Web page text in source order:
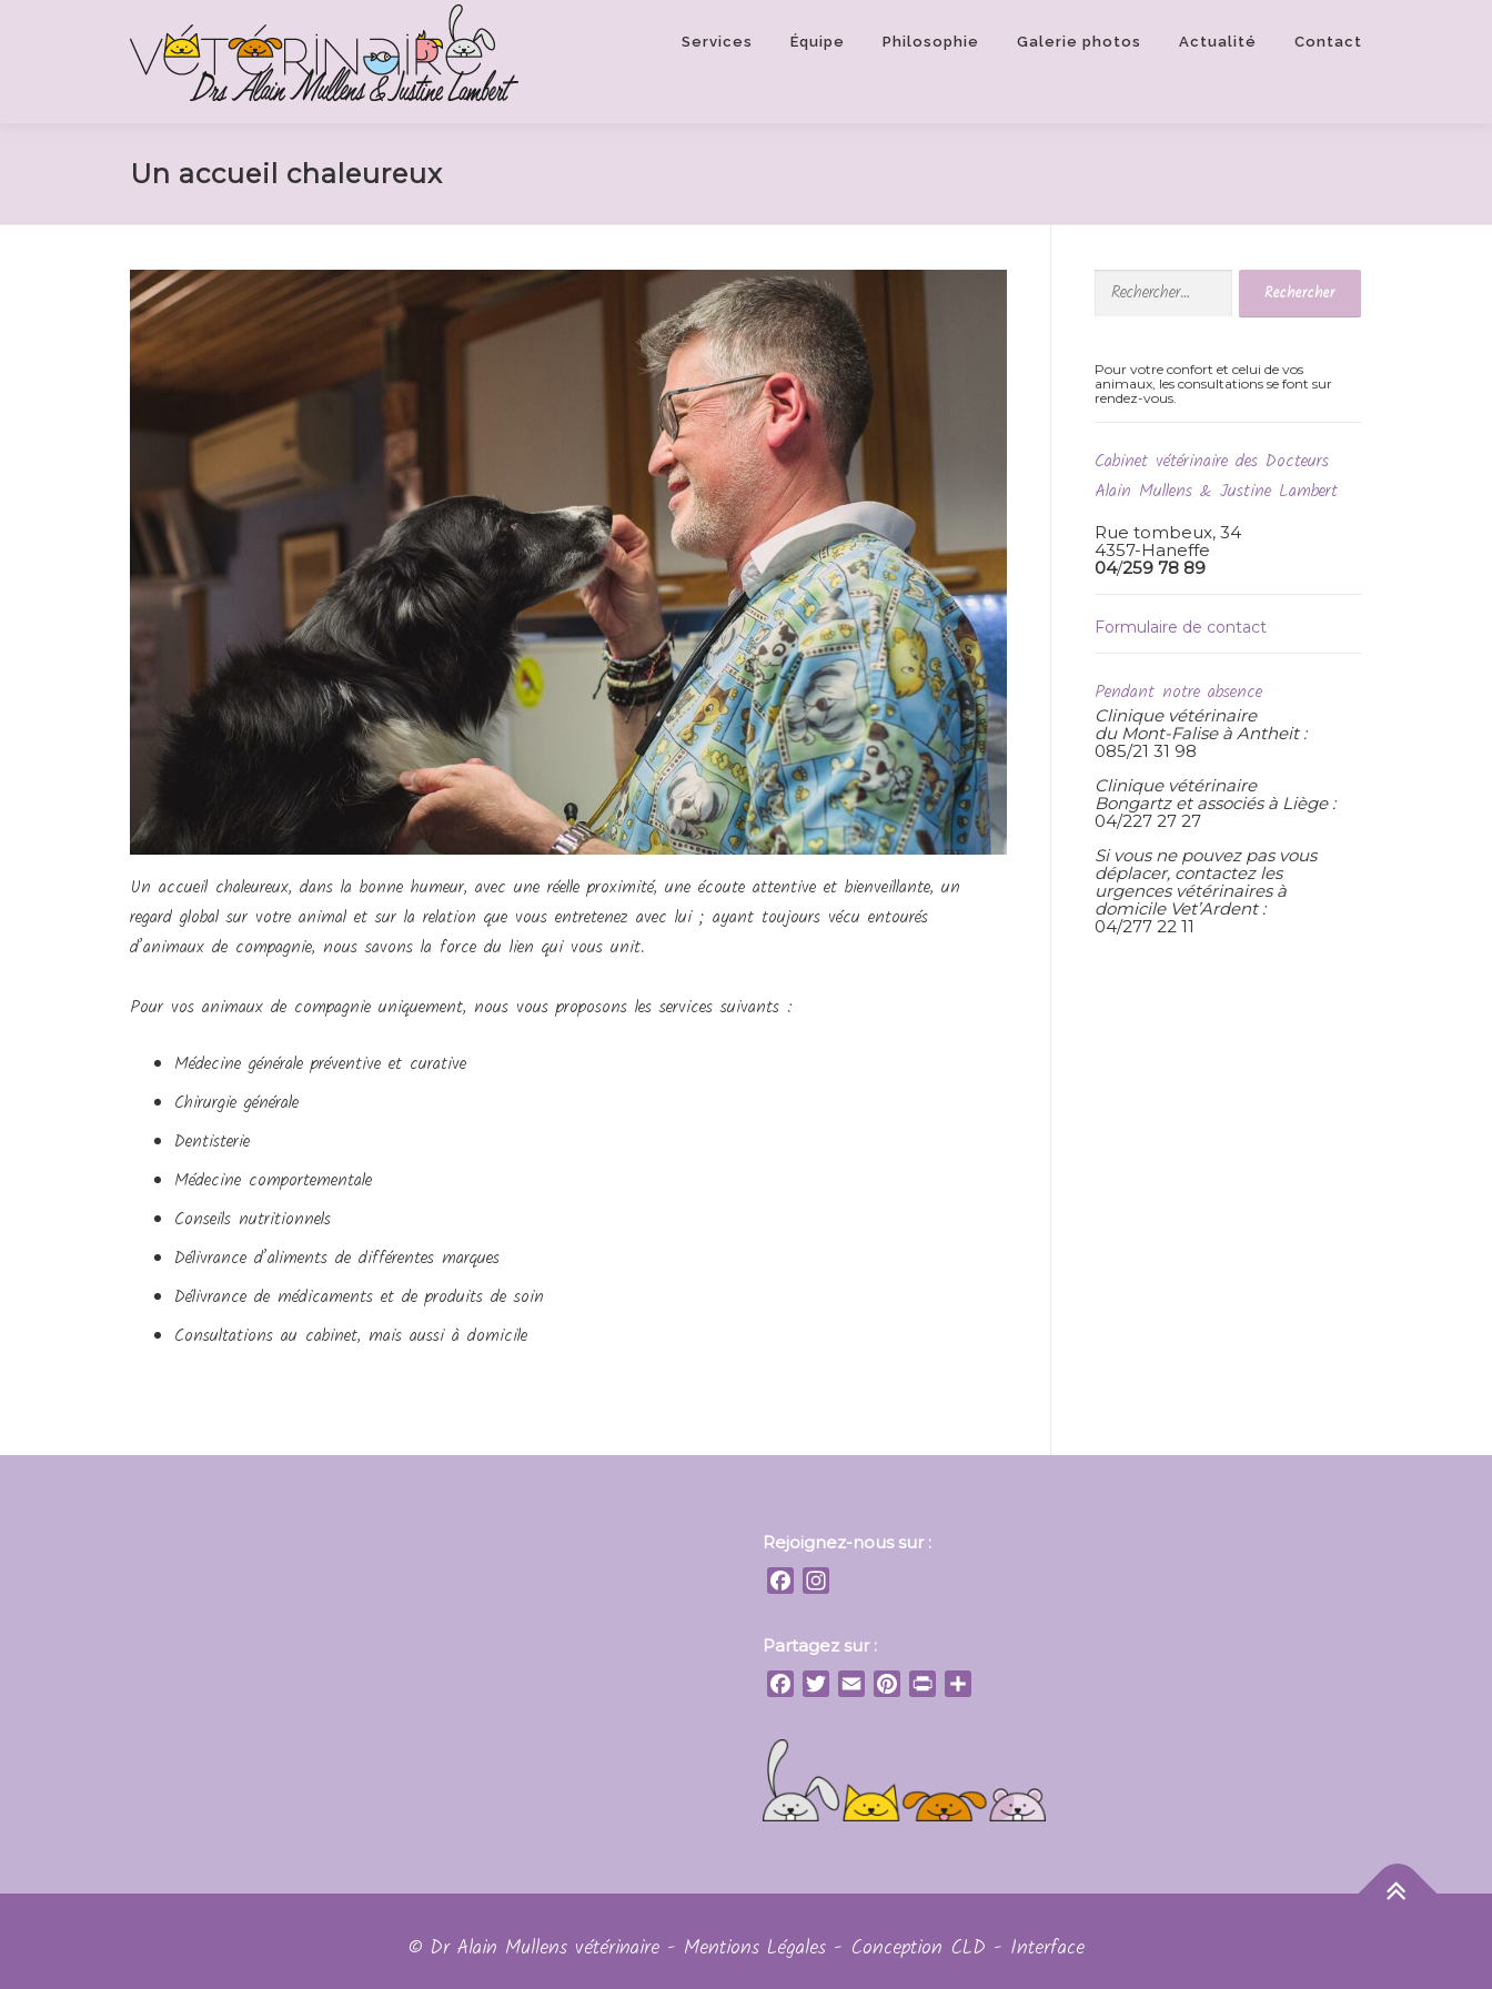
Services Équipe Philosophie Galerie photos Actualité Contact
Un accueil chaleureux
Un accueil chaleureux, dans la bonne humeur, avec une réelle proximité, une écoute attentive et bienveillante, un
regard global sur votre animal et sur la relation que vous entretenez avec lui ; ayant toujours vécu entourés
d’animaux de compagnie, nous savons la force du lien qui vous unit.
Pour vos animaux de compagnie uniquement, nous vous proposons les services suivants :
Médecine générale préventive et curative
Chirurgie générale
Dentisterie
Médecine comportementale
Conseils nutritionnels
Délivrance d’aliments de différentes marques
Délivrance de médicaments et de produits de soin
Consultations au cabinet, mais aussi à domicile
Rechercher :
Pour votre confort et celui de vos
animaux, les consultations se font sur
rendez-vous.
Cabinet vétérinaire des Docteurs
Alain Mullens & Justine Lambert
Rue tombeux, 34
4357-Haneffe
04/259 78 89
Formulaire de contact
Pendant notre absence
Clinique vétérinaire
du Mont-Falise à Antheit :
085/21 31 98
Clinique vétérinaire
Bongartz et associés à Liège :
04/227 27 27
Si vous ne pouvez pas vous
déplacer, contactez les
urgences vétérinaires à
domicile Vet’Ardent :
04/277 22 11
Rejoignez-nous sur :
Facebook
Partagez sur :
FacebookTwitterEmail Pinterest
Print
© Dr Alain Mullens vétérinaire - Mentions Légales - Conception CLD - Interface